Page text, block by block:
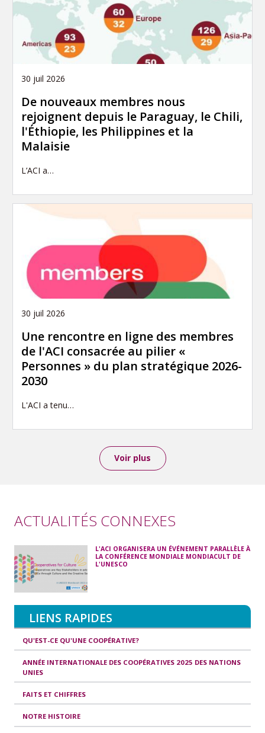
30 juil 2026
De nouveaux membres nous
rejoignent depuis le Paraguay, le Chili,
l'Éthiopie, les Philippines et la
Malaisie
L’ACI a…
30 juil 2026
Une rencontre en ligne des membres
de l'ACI consacrée au pilier «
Personnes » du plan stratégique 2026-
2030
L'ACI a tenu…
Voir plus
ACTUALITÉS CONNEXES
L'ACI ORGANISERA UN ÉVÉNEMENT PARALLÈLE À
LA CONFÉRENCE MONDIALE MONDIACULT DE
L'UNESCO
LIENS RAPIDES
QU'EST-CE QU'UNE COOPÉRATIVE?
ANNÉE INTERNATIONALE DES COOPÉRATIVES 2025 DES NATIONS
UNIES
FAITS ET CHIFFRES
NOTRE HISTOIRE